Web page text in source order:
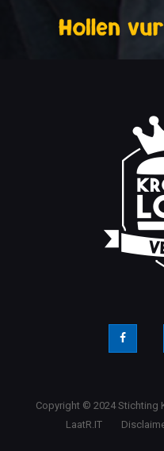
Copyright © 2024 Stichting
LaatR.IT